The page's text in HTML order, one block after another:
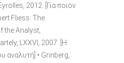
2012. [Για ποιόν
Fliess: The
the Analyst,
LXXVI, 2007. [Η
αναλυτή] • Grinberg,